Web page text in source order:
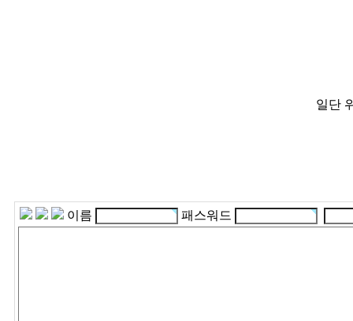
일단
이름 패스워드